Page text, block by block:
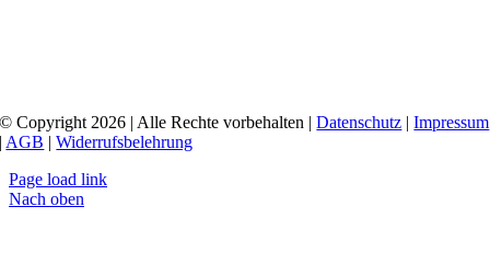
© Copyright 2026 | Alle Rechte vorbehalten |Datenschutz |Impressum
| AGB |Widerrufsbelehrung
Page load link
Nach oben